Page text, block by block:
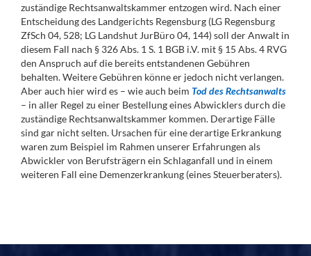
zuständige Rechtsanwaltskammer entzogen wird. Nach einer
Entscheidung des Landgerichts Regensburg (LG Regensburg
ZfSch 04, 528; LG Landshut JurBüro 04, 144) soll der Anwalt in
diesem Fall nach § 326 Abs. 1 S. 1 BGB i.V. mit § 15 Abs. 4 RVG
den Anspruch auf die bereits entstandenen Gebühren
behalten. Weitere Gebühren könne er jedoch nicht verlangen.
Aber auch hier wird es – wie auch beim Tod des Rechtsanwalts
– in aller Regel zu einer Bestellung eines Abwicklers durch die
zuständige Rechtsanwaltskammer kommen. Derartige Fälle
sind gar nicht selten. Ursachen für eine derartige Erkrankung
waren zum Beispiel im Rahmen unserer Erfahrungen als
Abwickler von Berufsträgern ein Schlaganfall und in einem
weiteren Fall eine Demenzerkrankung (eines Steuerberaters).